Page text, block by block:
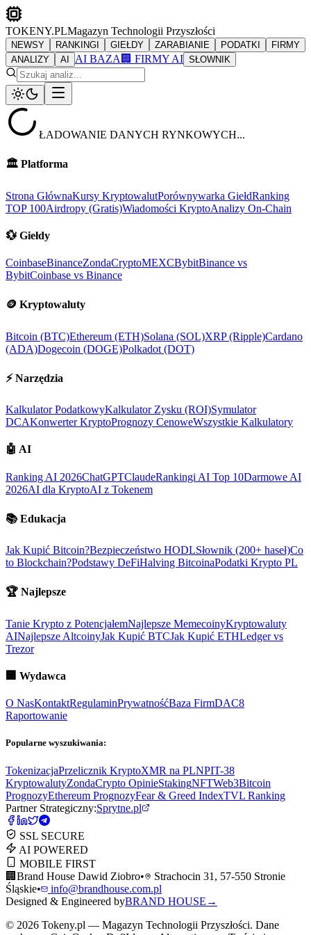
TOKENY.PLMagazyn Technologii Przyszłości
NEWSY RANKINGI GIEŁDY ZARABIANIE PODATKI
FIRMY
ANALIZY
AI AI BAZA 🏢 FIRMY AI SŁOWNIK
ŁADOWANIE DANYCH RYNKOWYCH...
🏛️ Platforma
Strona GłównaKursy KryptowalutPorównywarka GiełdRanking
TOP 100Airdropy (Gratis)Wiadomości KryptoAnalizy On-Chain
💱 Giełdy
CoinbaseBinanceZondaCryptoMEXCBybitBinance vs
BybitCoinbase vs Binance
🪙 Kryptowaluty
Bitcoin (BTC)Ethereum (ETH)Solana (SOL)XRP (Ripple)Cardano
(ADA)Dogecoin (DOGE)Polkadot (DOT)
⚡ Narzędzia
Kalkulator PodatkowyKalkulator Zysku (ROI)Symulator
DCAKonwerter KryptoPrognozy CenoweWszystkie Kalkulatory
🤖 AI
Ranking AI 2026ChatGPTClaudeRankingi AI Top 10Darmowe AI
2026AI dla KryptoAI z Tokenem
📚 Edukacja
Jak Kupić Bitcoin?Bezpieczeństwo HODLSłownik (200+ haseł)Co
to Blockchain?Podstawy DeFiHalving BitcoinaPodatki Krypto PL
🏆 Najlepsze
Tanie Krypto z PotencjałemNajlepsze MemecoinyKryptowaluty
AINajlepsze AltcoinyJak Kupić BTCJak Kupić ETHLedger vs
Trezor
🏢 Wydawca
O NasKontaktRegulaminPrywatnośćBaza FirmDAC8
Raportowanie
Popularne wyszukiwania:
TokenizacjaPrzelicznik KryptoXMR na PLNPIT-38
KryptowalutyZondaCrypto OpinieStakingNFTWeb3Bitcoin
PrognozyEthereum PrognozyFear & Greed IndexTVL Ranking
Partner Strategiczny:Sprytne.pl
SSL SECURE
AI POWERED
MOBILE FIRST
🏢 Brand House Dawid Ziobro•
Strachocin 31, 57-550 Stronie
Śląskie•
info@brandhouse.com.pl
Designed & Engineered byBRAND HOUSE →
© 2026 Tokeny.pl — Magazyn Technologii Przyszłości. Dane